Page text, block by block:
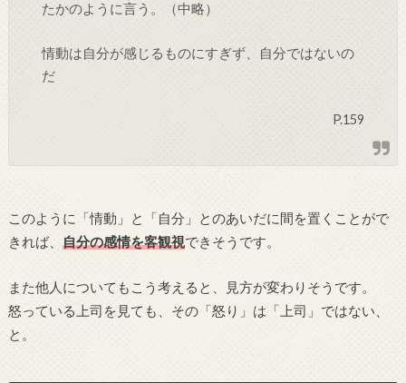
たかのように言う。（中略）
情動は自分が感じるものにすぎず、自分ではないの
だ
P.159
このように「情動」と「自分」とのあいだに間を置くことがで
きれば、 自分の感情を客観視できそうです。
また他人についてもこう考えると、見方が変わりそうです。
怒っている上司を見ても、その「怒り」は「上司」ではない、
と。